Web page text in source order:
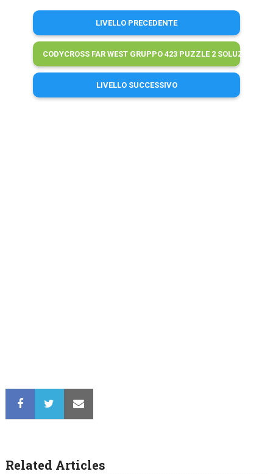
LIVELLO PRECEDENTE
CODYCROSS FAR WEST GRUPPO 423 PUZZLE 2 SOLUZIONI
LIVELLO SUCCESSIVO
Related Articles